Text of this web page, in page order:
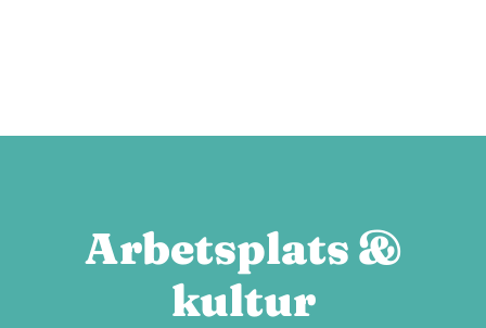
Arbetsplats &
kultur